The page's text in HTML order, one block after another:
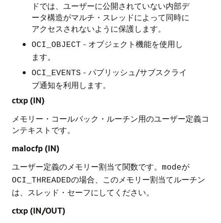
ドでは、ユーザーに公開されていない内部デ
ータ構造がマルチ・スレッドによって同時に
アクセスされないように保護します。
OCI_OBJECT - オブジェクト機能を使用し
ます。
OCI_EVENTS - パブリッシュ/サブスクライ
ブ通知を利用します。
ctxp(IN)
メモリー・コールバック・ルーチン用のユーザー定義コ
ンテキストです。
malocfp(IN)
ユーザー定義のメモリー割当て関数です。 modeが
OCI_THREADEDの場合、このメモリー割当てルーチン
は、スレッド・セーフにしてください。
ctxp (IN/OUT)